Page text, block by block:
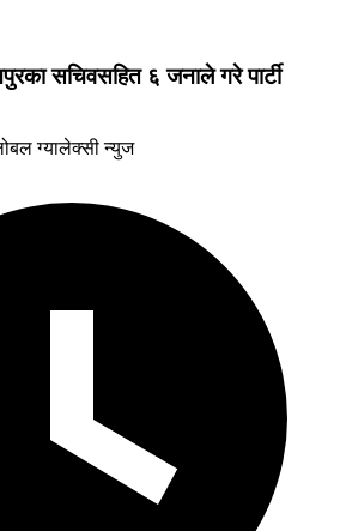
सचिवसहित ६ जनाले गरे पार्टी
ग्यालेक्सी न्युज